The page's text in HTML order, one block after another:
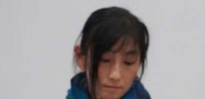
In Labor #5 „AR-
Laborleiter*innen